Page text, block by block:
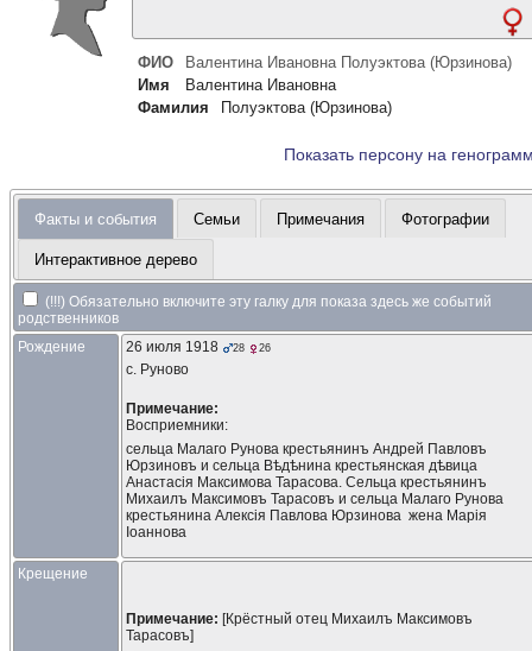
ФИО Валентина Ивановна Полуэктова (Юрзинова)
Имя
Валентина Ивановна
Фамилия
Полуэктова (Юрзинова)
Показать персону на
Факты и события Семьи Примечания Фотографии
Интерактивное дерево
(!!!) Обязательно включите эту галку для показа здесь же событий
родственников
Рождение
26 июля 1918 28 26
с. Руново
Примечание:
Восприемники:
сельца Малаго Рунова крестьянинъ Андрей Павловъ
Юрзиновъ и сельца Вѣдѣнина крестьянская дѣвица
Анастасія Максимова Тарасова. Сельца крестьянинъ
Михаилъ Максимовъ Тарасовъ и сельца Малаго Рунова
крестьянина Алексія Павлова Юрзинова  жена Марія
Іоаннова
Крещение
Примечание: [Крёстный отец Михаилъ Максимовъ
Тарасовъ]